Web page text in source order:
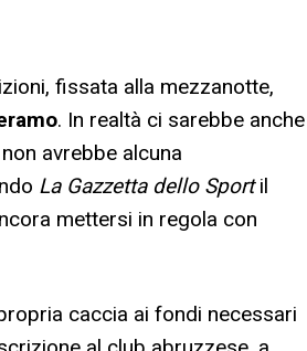
fissata alla mezzanotte,
. In realtà ci sarebbe anche
avrebbe alcuna
La Gazzetta dello Sportil
mettersi in regola con
caccia ai fondi necessari